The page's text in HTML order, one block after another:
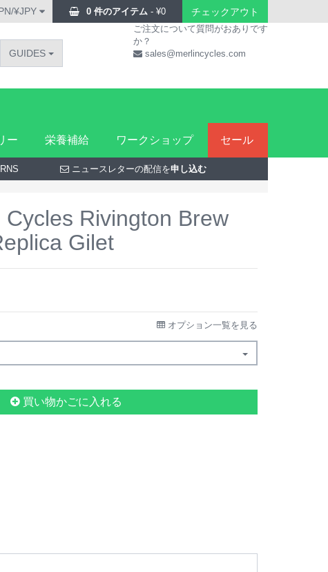
0 件のアイテム - ¥0 チェックアウト
¥JPY
GUIDES
ご注文について質問がおありです
か？
sales@merlincycles.com
ー 栄養補給 ワークショップ セール
ニュースレターの配信を申し込む
Cycles Rivington Brew
Gilet
オプション一覧を見る
買い物かごに入れる